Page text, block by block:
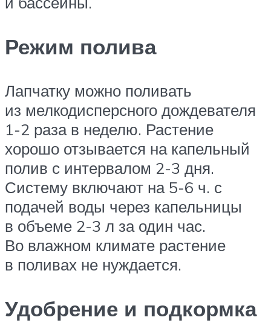
Режим полива
Лапчатку можно поливать
из мелкодисперсного дождевателя
1-2 раза в неделю. Растение
хорошо отзывается на капельный
полив с интервалом 2-3 дня.
Систему включают на 5-6 ч. с
подачей воды через капельницы
в объеме 2-3 л за один час.
Во влажном климате растение
в поливах не нуждается.
Удобрение и подкормка